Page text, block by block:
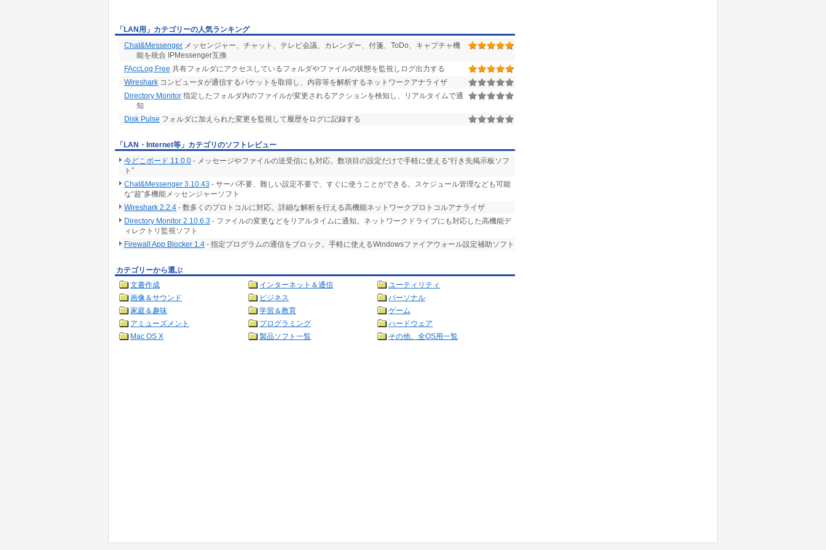
「LAN用」カテゴリーの人気ランキング
Chat&Messenger メッセンジャー、チャット、テレビ会議、カレンダー、付箋、ToDo、キャプチャ機
能を統合 IPMessenger互換
FAccLog Free 共有フォルダにアクセスしているフォルダやファイルの状態を監視しログ出力する
Wireshark コンピュータが通信するパケットを取得し、内容等を解析するネットワークアナライザ
Directory Monitor 指定したフォルダ内のファイルが変更されるアクションを検知し、リアルタイムで通
知
Disk Pulse フォルダに加えられた変更を監視して履歴をログに記録する
「LAN・Internet等」カテゴリのソフトレビュー
今どこボード 11.0.0 - メッセージやファイルの送受信にも対応。数項目の設定だけで手軽に使える“行き先掲示板ソフ
ト”
Chat&Messenger 3.10.43 - サーバ不要、難しい設定不要で、すぐに使うことができる。スケジュール管理なども可能
な“超”多機能メッセンジャーソフト
Wireshark 2.2.4 - 数多くのプロトコルに対応。詳細な解析を行える高機能ネットワークプロトコルアナライザ
Directory Monitor 2.10.6.3 - ファイルの変更などをリアルタイムに通知。ネットワークドライブにも対応した高機能デ
ィレクトリ監視ソフト
Firewall App Blocker 1.4 - 指定プログラムの通信をブロック。手軽に使えるWindowsファイアウォール設定補助ソフト
カテゴリーから選ぶ
文書作成
インターネット＆通信
ユーティリティ
画像＆サウンド
ビジネス
パーソナル
家庭＆趣味
学習＆教育
ゲーム
アミューズメント
プログラミング
ハードウェア
Mac OS X
製品ソフト一覧 その他、全OS用一覧